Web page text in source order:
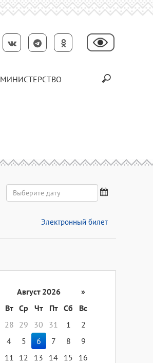
МИНИСТЕРСТВО
Электронный билет
Август 2026
»
Вт Ср Чт Пт Сб
Вс
28 29 30 31 1
2
4 5 6 7 8
9
11 12 13 14 15
16